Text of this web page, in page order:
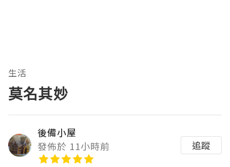
生活
莫名其妙
後備小屋
發佈於 11小時前
追蹤